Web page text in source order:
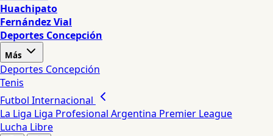
Huachipato
Fernández Vial
Deportes Concepción
Más
Deportes Concepción
Tenis
Futbol Internacional
La Liga Liga Profesional Argentina Premier League
Lucha Libre